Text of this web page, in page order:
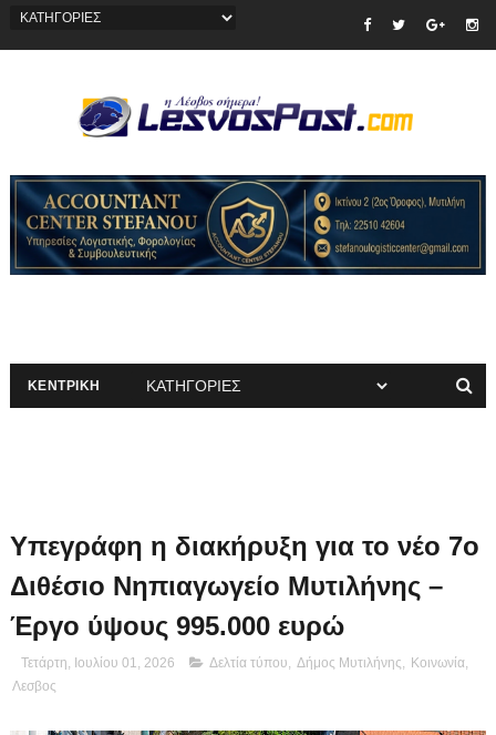
ΚΕΝΤΡΙΚΗ
Υπεγράφη η διακήρυξη για το νέο 7ο
Διθέσιο Νηπιαγωγείο Μυτιλήνης –
Έργο ύψους 995.000 ευρώ
Τετάρτη, Ιουλίου 01, 2026 Δελτία τύπου Δήμος Μυτιλήνης Κοινωνία,
Λεσβος